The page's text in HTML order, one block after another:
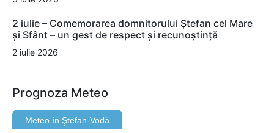
2 iulie – Comemorarea domnitorului Ștefan cel Mare
și Sfânt – un gest de respect și recunoștință
2 iulie 2026
Prognoza Meteo
Meteo în Ştefan-Vodă